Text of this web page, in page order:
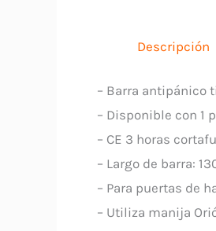
Descripción
– Barra antipánico
– Disponible con 1
– CE 3 horas
– Largo de barra:
– Para puertas de
– Utiliza manija